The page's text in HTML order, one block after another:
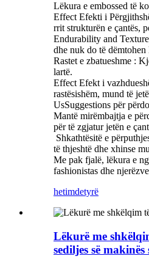
Lëkura e embossed të
Effect Efekti i
rrit strukturën e çantës,
Endurability and
dhe nuk do të
Rastet e zbatueshme ‌:
lartë.
Effect Efekt i
rastësishëm, mund të
UsSuggestions për
Mantë mirëmbajtja e
për të zgjatur jetën e
Shkathtësitë e
të thjeshtë dhe xhinse
Me pak fjalë, lëkura e
fashionistas dhe
hetimdetyrë
Lëkurë me
sediljes së